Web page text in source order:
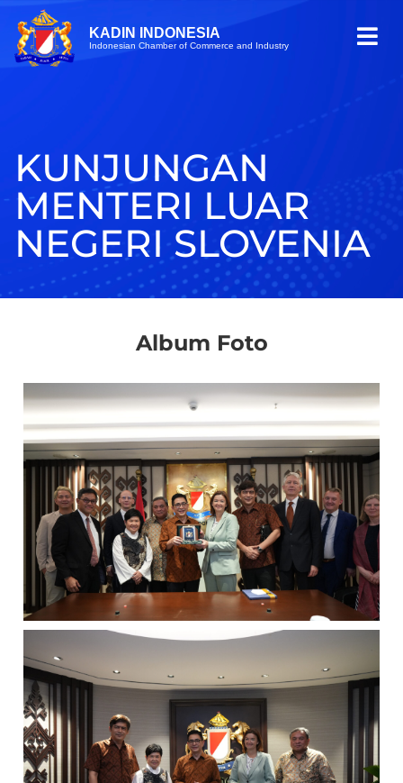
KADIN INDONESIA
Indonesian Chamber of Commerce and Industry
KUNJUNGAN
MENTERI LUAR
NEGERI SLOVENIA
Album Foto